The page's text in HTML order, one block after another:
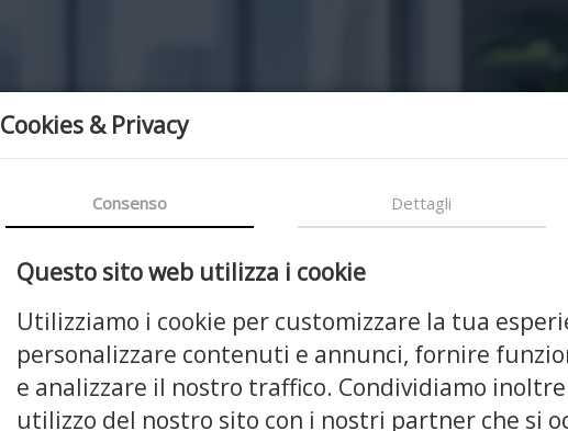
Cookies & Privacy
Consenso Dettagli
Questo sito web utilizza i cookie
Utilizziamo i cookie per customizzare la tua
personalizzare contenuti e annunci, fornire
e analizzare il nostro traffico. Condividiamo
utilizzo del nostro sito con i nostri partner che si